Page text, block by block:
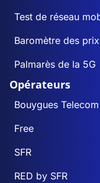
Test de réseau
Baromètre des prix
Palmarès de la 5G
Opérateurs
Bouygues Telecom
Free
SFR
RED by SFR